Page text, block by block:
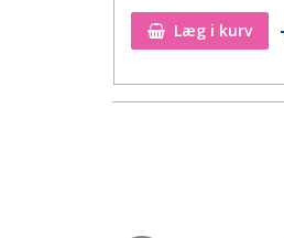
Tilføj til ønskeseddelLæg i kurv